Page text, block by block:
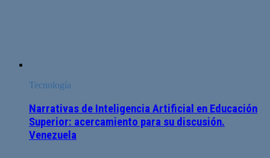
Tecnología
Narrativas de Inteligencia Artificial en Educación
Superior: acercamiento para su discusión.
Venezuela